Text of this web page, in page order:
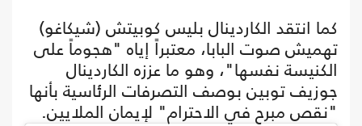
كما انتقد الكاردينال بليس كوبيتش (شيكاغو)
تهميش صوت البابا، معتبراً إياه "هجوماً على
الكنيسة نفسها"، وهو ما عززه الكاردينال
جوزيف توبين بوصف التصرفات الرئاسية بأنها
"نقص مبرح في الاحترام" لإيمان الملايين.